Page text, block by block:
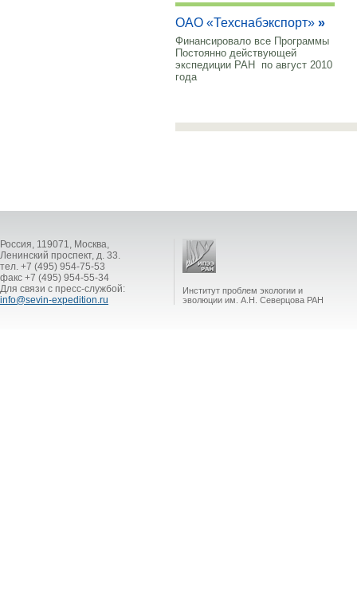
ОАО «Техснабэкспорт» »
Финансировало все Программы
Постоянно действующей
экспедиции РАН по август 2010
года
Россия, 119071, Москва,
Ленинский проспект, д. 33.
тел. +7 (495) 954-75-53
факс +7 (495) 954-55-34
Для связи с пресс-службой:
info@sevin-expedition.ru
Институт проблем экологии и
эволюции им. А.Н. Северцова РАН